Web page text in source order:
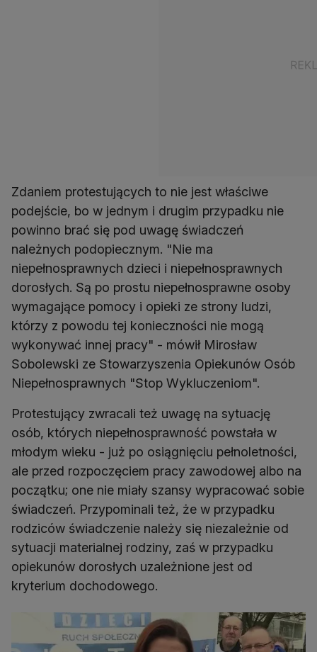
Zdaniem protestujących to nie jest właściwe
podejście, bo w jednym i drugim przypadku nie
powinno brać się pod uwagę świadczeń
należnych podopiecznym. "Nie ma
niepełnosprawnych dzieci i niepełnosprawnych
dorosłych. Są po prostu niepełnosprawne osoby
wymagające pomocy i opieki ze strony ludzi,
którzy z powodu tej konieczności nie mogą
wykonywać innej pracy" - mówił Mirosław
Sobolewski ze Stowarzyszenia Opiekunów Osób
Niepełnosprawnych "Stop Wykluczeniom".
Protestujący zwracali też uwagę na sytuację
osób, których niepełnosprawność powstała w
młodym wieku - już po osiągnięciu pełnoletności,
ale przed rozpoczęciem pracy zawodowej albo na
początku; one nie miały szansy wypracować sobie
świadczeń. Przypominali też, że w przypadku
rodziców świadczenie należy się niezależnie od
sytuacji materialnej rodziny, zaś w przypadku
opiekunów dorosłych uzależnione jest od
kryterium dochodowego.